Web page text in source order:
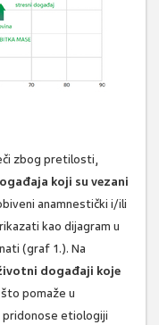
zbog pretilosti,
koji su vezani
anamnestički i/ili
kao dijagram u
(graf 1.). Na
događaji koje
što pomaže u
pridonose etiologiji